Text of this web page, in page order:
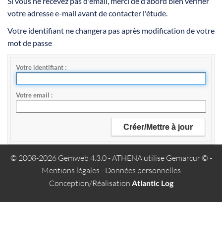
votre adresse e-mail avant de contacter l'étude.
Votre identifiant ne changera pas après modification de votre
mot de passe
Votre identifiant
Votre email
© 2008-2026 Gemweb 4.3.0- ATHENA utilise Gemarcur ©-
Mentions légales - Données personnelles
Conception/Réalisation Atlantic Log